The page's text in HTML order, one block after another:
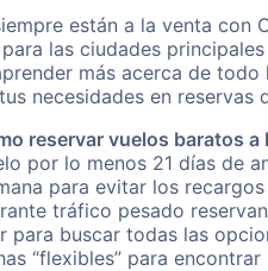
están a la venta
las ciudades
más acerca de
necesidades en reservas
reservar vuelos baratos a
por lo menos 21 días de
para evitar los
tráfico pesado
para buscar todas las
“flexibles” para